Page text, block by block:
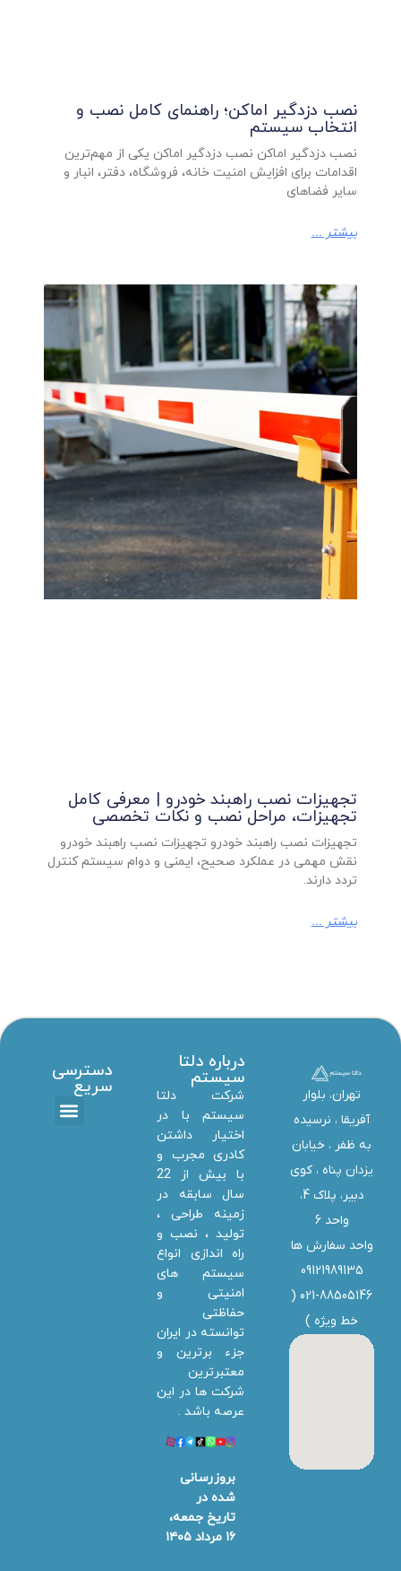
نصب دزدگیر اماکن؛ راهنمای کامل نصب و
انتخاب سیستم
نصب دزدگیر اماکن نصب دزدگیر اماکن یکی از مهم‌ترین
اقدامات برای افزایش امنیت خانه، فروشگاه، دفتر، انبار و
سایر فضاهای
بیشتر ...
تجهیزات نصب راهبند خودرو | معرفی کامل
تجهیزات، مراحل نصب و نکات تخصصی
تجهیزات نصب راهبند خودرو تجهیزات نصب راهبند خودرو
نقش مهمی در عملکرد صحیح، ایمنی و دوام سیستم کنترل
تردد دارند.
بیشتر ...
تهران، بلوار
آفریقا ، نرسیده
به ظفر ،‌ خیابان
یزدان پناه ، کوی
دبیر، پلاک 4،
واحد 6
واحد سفارش ها
09121989135
021-88505146 (
خط ویژه )
درباره دلتا
سیستم
شرکت دلتا
سیستم با در
اختیار داشتن
کادری مجرب و
با بیش از 22
سال سابقه در
زمینه طراحی ،
تولید ، نصب و
راه اندازی انواع
سیستم های
امنیتی و
حفاظتی
توانسته در ایران
جزء برترین و
معتبرترین
شرکت ها در این
عرصه باشد .
بروزرسانی
شده در
تاریخ جمعه،
۱۶ مرداد ۱۴۰۵
دسترسی
سریع